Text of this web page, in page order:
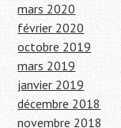
mars 2020
février 2020
octobre 2019
mars 2019
janvier 2019
décembre 2018
novembre 2018